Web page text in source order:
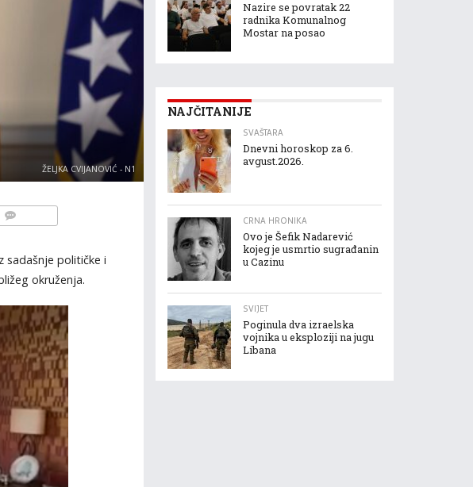
ŽELJKA CVIJANOVIĆ - N1
sadašnje političke i
okruženja.
Nazire se povratak 22
radnika Komunalnog
Mostar na posao
NAJČITANIJE
SVAŠTARA
Dnevni horoskop za 6.
avgust.2026.
CRNA HRONIKA
Ovo je Šefik Nadarević
kojeg je usmrtio sugrađanin
u Cazinu
SVIJET
Poginula dva izraelska
vojnika u eksploziji na jugu
Libana